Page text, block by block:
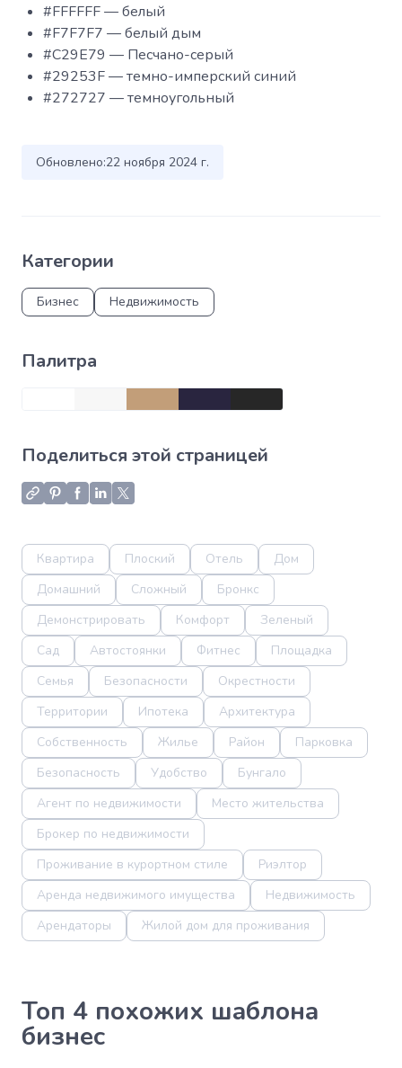
#FFFFFF — белый
#F7F7F7 — белый дым
#C29E79 — Песчано-серый
#29253F — темно-имперский синий
#272727 — темноугольный
Обновлено:22 ноября 2024 г.
Категории
Бизнес Недвижимость
Палитра
Поделиться этой страницей
Квартира Плоский Отель
Дом
Домашний
Сложный
Бронкс
Демонстрировать
Комфорт
Зеленый
Сад
Автостоянки Фитнес
Площадка
Семья
Безопасности
Окрестности
Территории
Ипотека
Архитектура
Собственность
Жилье Район
Парковка
Безопасность
Удобство
Бунгало
Агент по недвижимости
Место жительства
Брокер по недвижимости
Проживание в курортном стиле
Риэлтор
Аренда недвижимого имущества
Недвижимость
Арендаторы
Жилой дом для проживания
Топ 4 похожих шаблона
бизнес